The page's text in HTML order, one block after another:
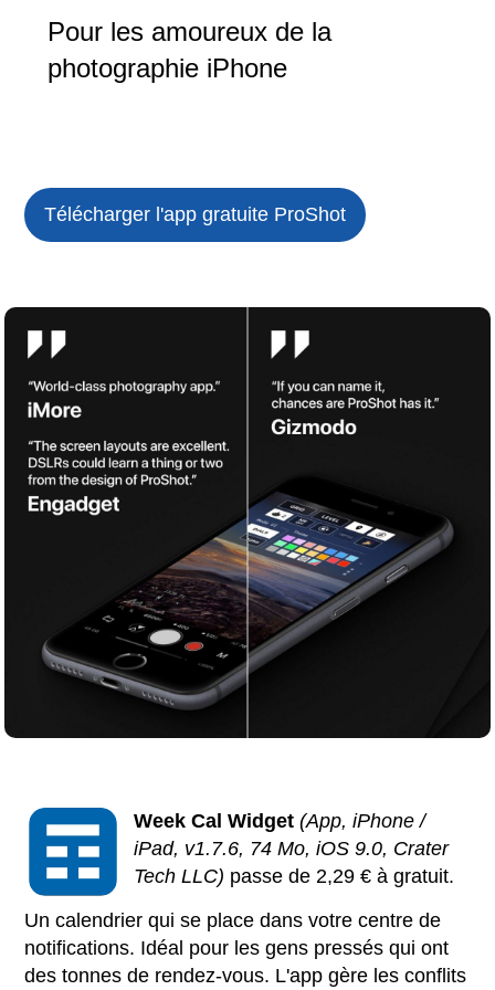
Pour les amoureux de la
photographie iPhone
Télécharger l'app gratuite ProShot
Week Cal Widget (App, iPhone /
iPad, v1.7.6, 74 Mo, iOS 9.0, Crater
Tech LLC) passe de 2,29 € à gratuit.
Un calendrier qui se place dans votre centre de
notifications. Idéal pour les gens pressés qui ont
des tonnes de rendez-vous. L'app gère les conflits